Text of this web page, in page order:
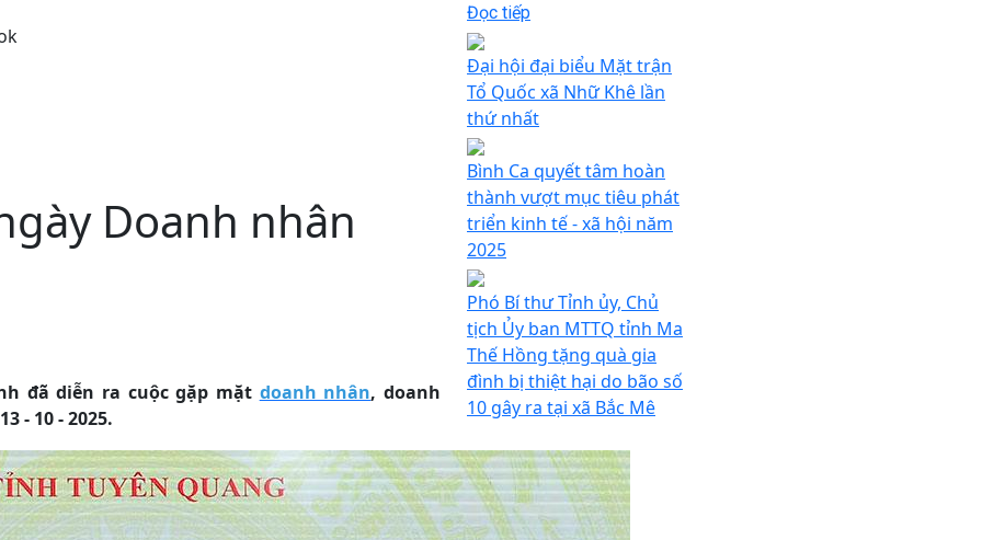
Doanh nhân
đã diễn ra cuộc gặp mặt doanh nhân, doanh
- 10 - 2025.
Đọc tiếp
Đại hội đại biểu Mặt trận
Tổ Quốc xã Nhữ Khê lần
thứ nhất
Bình Ca quyết tâm hoàn
thành vượt mục tiêu phát
triển kinh tế - xã hội năm
2025
Phó Bí thư Tỉnh ủy, Chủ
tịch Ủy ban MTTQ tỉnh Ma
Thế Hồng tặng quà gia
đình bị thiệt hại do bão số
10 gây ra tại xã Bắc Mê